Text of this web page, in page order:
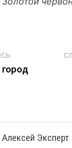
Предыдущая
запись:
Алексей Эксперт